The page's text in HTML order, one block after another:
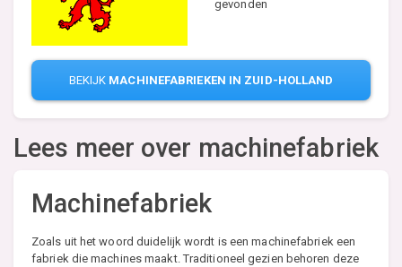
gevonden
BEKIJK MACHINEFABRIEKEN IN ZUID-HOLLAND
Lees meer over machinefabriek
Machinefabriek
Zoals uit het woord duidelijk wordt is een machinefabriek een
fabriek die machines maakt. Traditioneel gezien behoren deze